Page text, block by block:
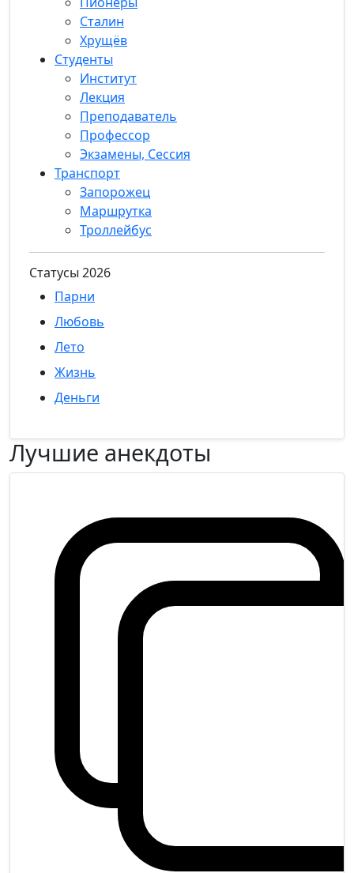
Сталин
Хрущёв
Студенты
Институт
Лекция
Преподаватель
Профессор
Экзамены, Сессия
Транспорт
Запорожец
Маршрутка
Троллейбус
Статуcы 2026
Парни
Любовь
Лето
Жизнь
Деньги
Лучшие анекдоты